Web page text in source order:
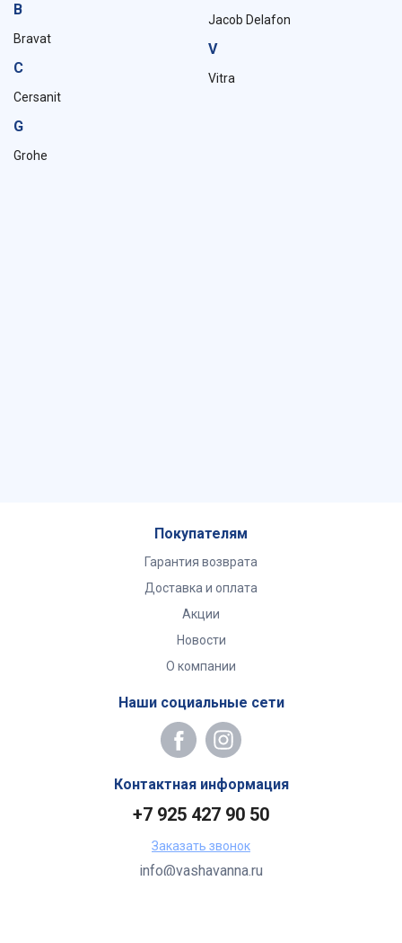
B
Bravat
C
Cersanit
G
Grohe
Jacob Delafon
V
Vitra
Покупателям
Гарантия возврата
Доставка и оплата
Акции
Новости
О компании
Наши социальные сети
Контактная информация
+7 925 427 90 50
Заказать звонок
info@vashavanna.ru